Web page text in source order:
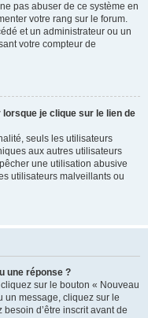
pas abuser de ce système en
votre rang sur le forum.
et un administrateur ou un
votre compteur de
lorsque je clique sur le lien de
seuls les utilisateurs
aux autres utilisateurs
une utilisation abusive
utilisateurs malveillants ou
une réponse ?
sur le bouton « Nouveau
un message, cliquez sur le
d’être inscrit avant de